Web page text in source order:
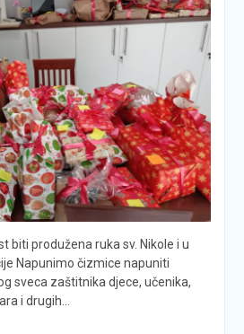
biti produžena ruka sv. Nikole i u
Napunimo čizmice napuniti
sveca zaštitnika djece, učenika,
i drugih…